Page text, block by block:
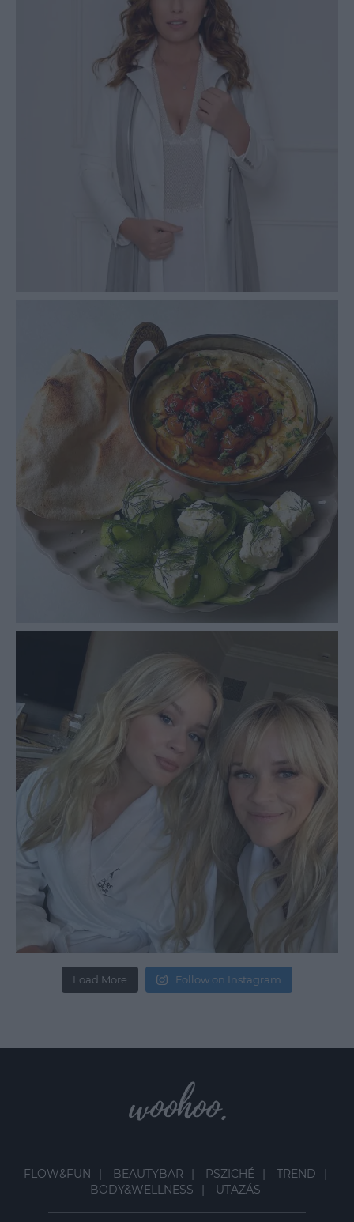
Load More Follow on Instagram
FLOW&FUN BEAUTYBAR PSZICHÉ
TREND
BODY&WELLNESS
UTAZÁS